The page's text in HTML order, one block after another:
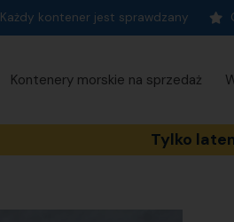
Każdy kontener jest sprawdzany
Kontenery morskie na sprzedaż
Tylko